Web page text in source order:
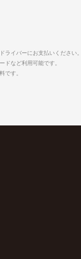
ライバーにお支払いください。
ドなど利用可能です。
です。